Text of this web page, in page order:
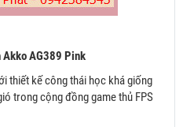
Akko AG389 Pink
thiết kế công thái học khá giống
trong cộng đồng game thủ FPS